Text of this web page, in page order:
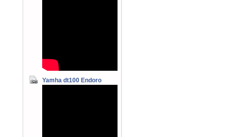
Yamha dt100 Endoro